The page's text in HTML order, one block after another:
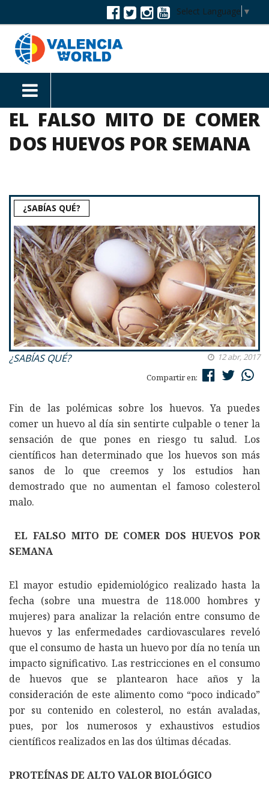
Select Language ▼
EL FALSO MITO DE COMER
DOS HUEVOS POR SEMANA
¿SABÍAS QUÉ?
¿SABÍAS QUÉ?
12 abr, 2017
Compartir en:
Fin de las polémicas sobre los huevos. Ya puedes
comer un huevo al día sin sentirte culpable o tener la
sensación de que pones en riesgo tu salud. Los
científicos han determinado que los huevos son más
sanos de lo que creemos y los estudios han
demostrado que no aumentan el famoso colesterol
malo.
EL FALSO MITO DE COMER DOS HUEVOS POR
SEMANA
El mayor estudio epidemiológico realizado hasta la
fecha (sobre una muestra de 118.000 hombres y
mujeres) para analizar la relación entre consumo de
huevos y las enfermedades cardiovasculares reveló
que el consumo de hasta un huevo por día no tenía un
impacto significativo. Las restricciones en el consumo
de huevos que se plantearon hace años y la
consideración de este alimento como “poco indicado”
por su contenido en colesterol, no están avaladas,
pues, por los numerosos y exhaustivos estudios
científicos realizados en las dos últimas décadas.
PROTEÍNAS DE ALTO VALOR BIOLÓGICO